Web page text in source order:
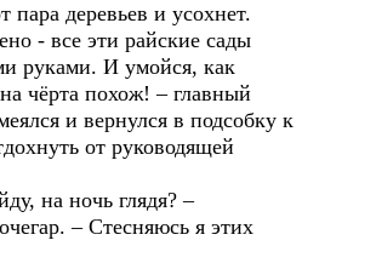
пара деревьев и усохнет.
- все эти райские сады
руками. И умойся, как
чёрта похож! – главный
и вернулся в подсобку к
от руководящей
на ночь глядя? –
– Стесняюсь я этих